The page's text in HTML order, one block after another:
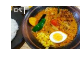
日常